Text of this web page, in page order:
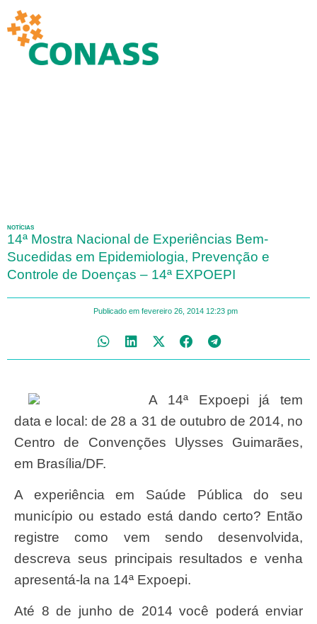
NOTÍCIAS
14ª Mostra Nacional de Experiências Bem-
Sucedidas em Epidemiologia, Prevenção e
Controle de Doenças – 14ª EXPOEPI
Publicado em fevereiro 26, 2014 12:23 pm
A 14ª Expoepi já tem
data e local: de 28 a 31 de outubro de 2014, no
Centro de Convenções Ulysses Guimarães,
em Brasília/DF.
A experiência em Saúde Pública do seu
município ou estado está dando certo? Então
registre como vem sendo desenvolvida,
descreva seus principais resultados e venha
apresentá-la na 14ª Expoepi.
Até 8 de junho de 2014 você poderá enviar